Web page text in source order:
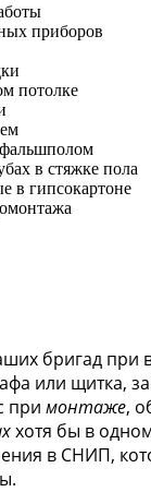
приборов
потолке
в стяжке пола
в гипсокартоне
бригад при
или щитка,
при монтаже,
хотя бы в
в СНИП,